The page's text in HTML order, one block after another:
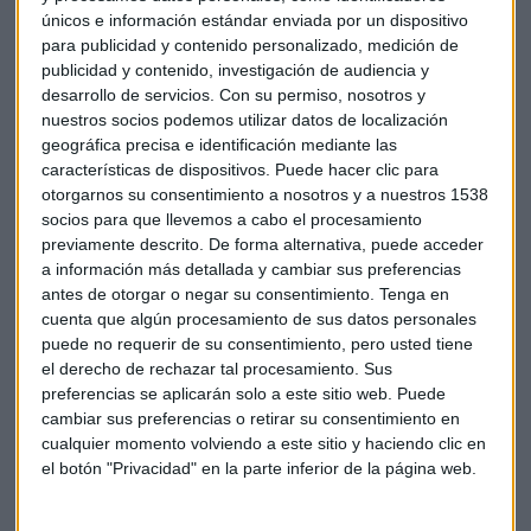
únicos e información estándar enviada por un dispositivo
para publicidad y contenido personalizado, medición de
publicidad y contenido, investigación de audiencia y
desarrollo de servicios. Con su permiso, nosotros y
nuestros socios podemos utilizar datos de localización
geográfica precisa e identificación mediante las
características de dispositivos. Puede hacer clic para
otorgarnos su consentimiento a nosotros y a nuestros 1538
socios para que llevemos a cabo el procesamiento
previamente descrito. De forma alternativa, puede acceder
a información más detallada y cambiar sus preferencias
antes de otorgar o negar su consentimiento. Tenga en
cuenta que algún procesamiento de sus datos personales
puede no requerir de su consentimiento, pero usted tiene
el derecho de rechazar tal procesamiento. Sus
preferencias se aplicarán solo a este sitio web. Puede
cambiar sus preferencias o retirar su consentimiento en
cualquier momento volviendo a este sitio y haciendo clic en
el botón "Privacidad" en la parte inferior de la página web.
mejor se ha comportado,ha cerrado con una subida del
1,69%, Bankia, que hoy ha negado la fusión con Sabadell, ha
cerrado con un 1,11% de subida, seguido de CaixaBank que
ha terminado la jornada también en positivo, con un
ascenso en tono al 1%. Banco Santander, que nombrado a
Antonio Román director de banca comercial en España, ha
cerrado con una subida del 0,65%. En el lado de las subidas
también destacan Ence, Indra, Acciona y MásMóvil.
En el lado negativo, CIE Automotiz ha sido el peor valor
de la jornada, ha perdido un 1,68%, seguido de Inditex,
que se ha dejado un 1,36%. También Mediaset ha bajado,
con unas pérdidas en torno al 1,35%, y precio por acción de
6,142 euros.
Ibex 35 Banco Sabadell Bankia Caixabank